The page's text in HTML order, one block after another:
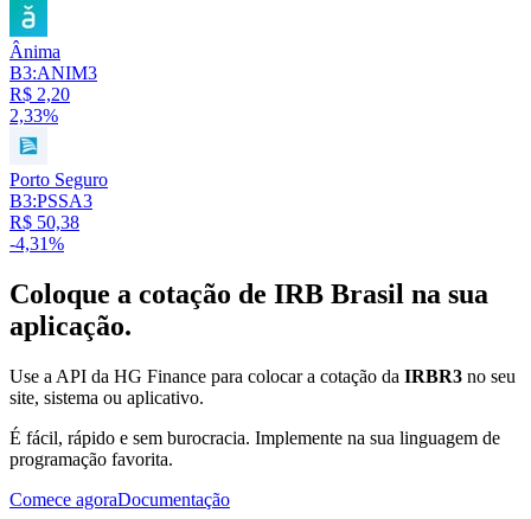
Ânima
B3:ANIM3
R$ 2,20
2,33%
Porto Seguro
B3:PSSA3
R$ 50,38
-4,31%
Coloque a cotação de IRB Brasil na sua
aplicação.
Use a API da HG Finance para colocar a cotação da IRBR3 no seu
site, sistema ou aplicativo.
É fácil, rápido e sem burocracia. Implemente na sua linguagem de
programação favorita.
Comece agoraDocumentação